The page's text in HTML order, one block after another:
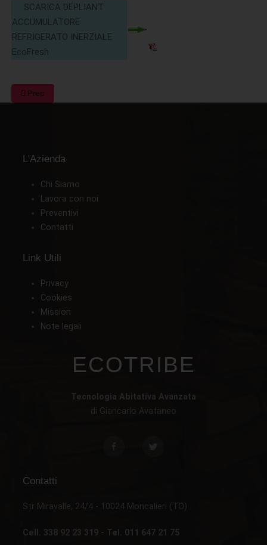
SCARICA DEPLIANT
ACCUMULATORE
REFRIGERATO INERZIALE
EcoFresh
Prec
L'Azienda
Chi Siamo
Lavora con noi
Preventivi
Contatti
Link Utili
Privacy
Cookies
Mission
Note legali
ECOTRIBE
Tecnologia Abitativa Avanzata
di Giancarlo Avataneo
Contatti
Str Miravalle, 24/4 - 10024 Moncalieri (TO)
Cell. 338 92 23 319 - Tel. 011 647 21 75